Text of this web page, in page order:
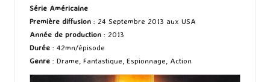
Série Américaine
Première diffusion : 24 Septembre 2013 aux USA
Année de production : 2013
Durée : 42mn/épisode
Genre : Drame, Fantastique, Espionnage, Action